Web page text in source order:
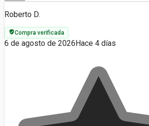
Roberto D.
Compra verificada
6 de agosto de 2026Hace 4 días